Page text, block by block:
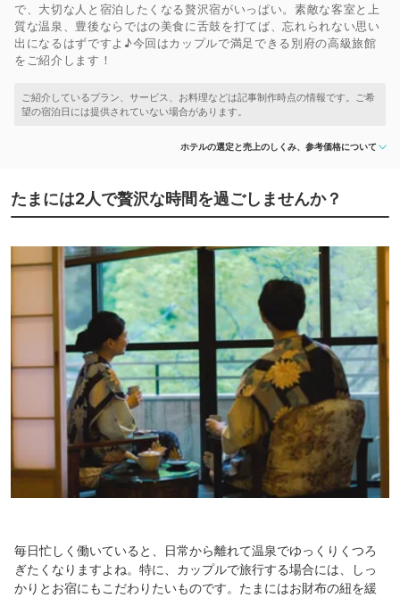
で、大切な人と宿泊したくなる贅沢宿がいっぱい。素敵な客室と上
質な温泉、豊後ならではの美食に舌鼓を打てば、忘れられない思い
出になるはずですよ♪今回はカップルで満足できる別府の高級旅館
をご紹介します！
ホテルの選定と売上のしくみ、参考価格について
たまには2人で贅沢な時間を過ごしませんか？
毎日忙しく働いていると、日常から離れて温泉でゆっくりくつろ
ぎたくなりますよね。特に、カップルで旅行する場合には、しっ
かりとお宿にもこだわりたいものです。たまにはお財布の紐を緩